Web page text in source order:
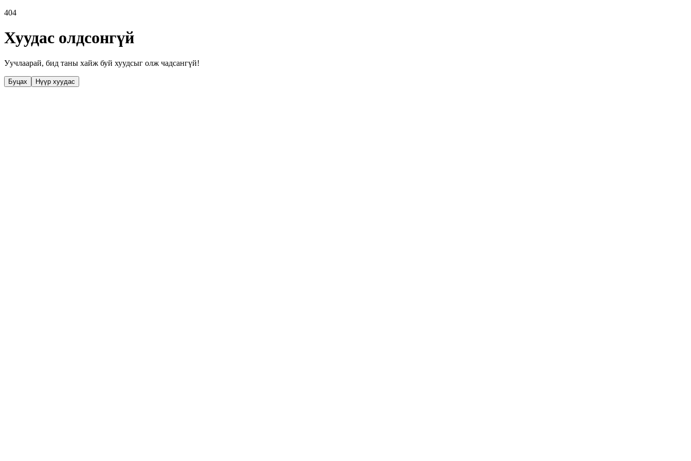
404
Хуудас олдсонгүй
Уучлаарай, бид таны хайж буй хуудсыг олж чадсангүй!
Буцах Нүүр хуудас